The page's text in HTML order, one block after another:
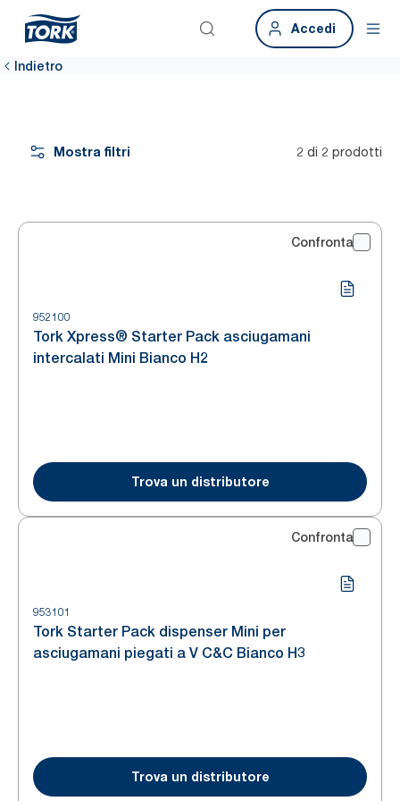
Accedi
Indietro
Mostra filtri 2 di 2 prodotti
Confronta
952100
Tork Xpress® Starter Pack asciugamani
intercalati Mini Bianco H2
Trova un distributore
Confronta
953101
Tork Starter Pack dispenser Mini per
asciugamani piegati a V C&C Bianco H3
Trova un distributore